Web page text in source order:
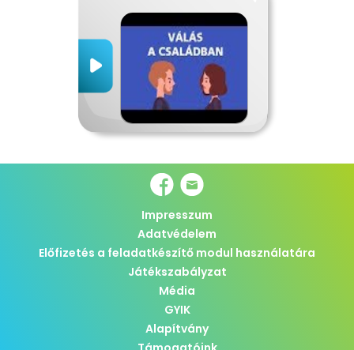
Impresszum
Adatvédelem
Előfizetés a feladatkészítő modul használatára
Játékszabályzat
Média
GYIK
Alapítvány